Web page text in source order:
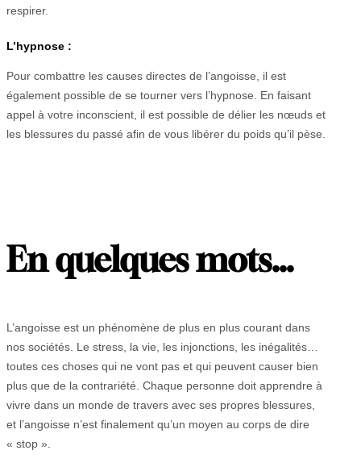
respirer.
L’hypnose :
Pour combattre les causes directes de l’angoisse, il est
également possible de se tourner vers l’hypnose. En faisant
appel à votre inconscient, il est possible de délier les nœuds et
les blessures du passé afin de vous libérer du poids qu’il pèse.
En quelques mots…
L’angoisse est un phénomène de plus en plus courant dans
nos sociétés. Le stress, la vie, les injonctions, les inégalités…
toutes ces choses qui ne vont pas et qui peuvent causer bien
plus que de la contrariété. Chaque personne doit apprendre à
vivre dans un monde de travers avec ses propres blessures,
et l’angoisse n’est finalement qu’un moyen au corps de dire
« stop ».